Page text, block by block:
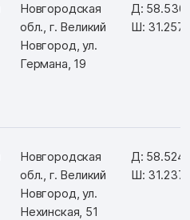
Новгородская
обл., г. Великий
Новгород, ул.
Германа, 19
Д:
Ш:
Новгородская
обл., г. Великий
Новгород, ул.
Нехинская, 51
Д:
Ш: